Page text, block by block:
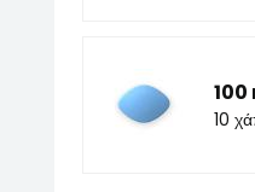
100
10